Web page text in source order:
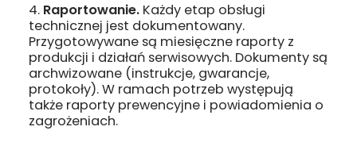
Raportowanie. Każdy etap obsługi
technicznej jest dokumentowany.
Przygotowywane są miesięczne raporty z
produkcji i działań serwisowych. Dokumenty są
archwizowane (instrukcje, gwarancje,
protokoły). W ramach potrzeb występują
także raporty prewencyjne i powiadomienia o
zagrożeniach.